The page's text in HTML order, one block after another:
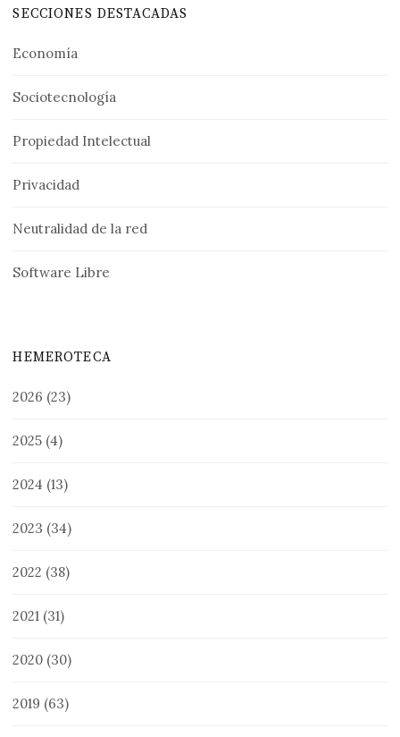
SECCIONES DESTACADAS
Economía
Sociotecnología
Propiedad Intelectual
Privacidad
Neutralidad de la red
Software Libre
HEMEROTECA
2026 (23)
2025 (4)
2024 (13)
2023 (34)
2022 (38)
2021 (31)
2020 (30)
2019 (63)